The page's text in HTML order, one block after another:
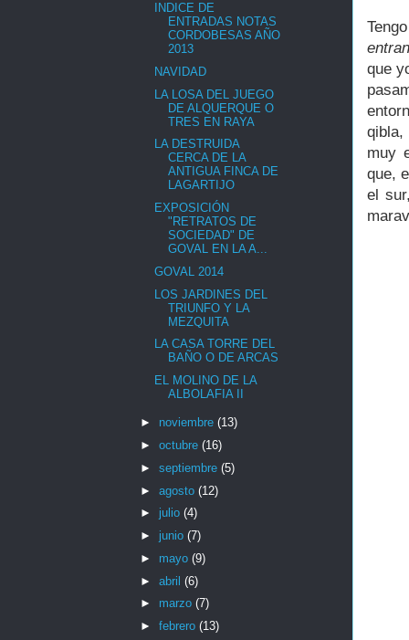
que
muy
que,
el
INDICE DE
ENTRADAS NOTAS
CORDOBESAS AÑO
2013
NAVIDAD
LA LOSA DEL JUEGO
DE ALQUERQUE O
TRES EN RAYA
LA DESTRUIDA
CERCA DE LA
ANTIGUA FINCA DE
LAGARTIJO
EXPOSICIÓN
"RETRATOS DE
SOCIEDAD" DE
GOVAL EN LA A...
GOVAL 2014
LOS JARDINES DEL
TRIUNFO Y LA
MEZQUITA
LA CASA TORRE DEL
BAÑO O DE ARCAS
EL MOLINO DE LA
ALBOLAFIA II
► noviembre (13)
► octubre (16)
► septiembre (5)
► agosto (12)
► julio (4)
► junio (7)
► mayo (9)
► abril (6)
► marzo (7)
► febrero (13)